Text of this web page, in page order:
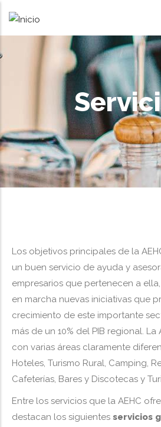
de
Los objetivos principales de la
un buen servicio de ayuda y
empresarios que pertenecen a
en marcha nuevas iniciativas que
crecimiento de este importante
más de un 10% del PIB regional.
con varias áreas claramente
Hoteles, Turismo Rural, Camping,
Cafeterías, Bares y Discotecas y
Entre los servicios que la AEHC
destacan los siguientes servicios